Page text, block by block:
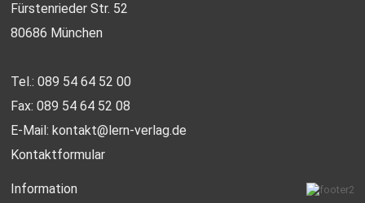
Fürstenrieder Str. 52
80686 München
Tel.: 089 54 64 52 00
Fax: 089 54 64 52 08
E-Mail:kontakt@lern-verlag.de
Kontaktformular
Information